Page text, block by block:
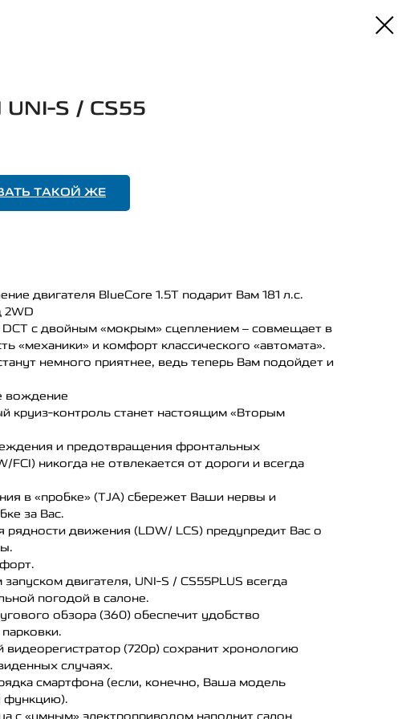
UNI-S / CS55
ТАКОЙ ЖЕ
двигателя BlueCore 1.5T подарит Вам 181 л.с.
2WD
DCT с двойным «мокрым» сцеплением – совмещает в
«механики» и комфорт классического «автомата».
немного приятнее, ведь теперь Вам подойдет и
вождение
круиз-контроль станет настоящим «Вторым
и предотвращения фронтальных
FCI) никогда не отвлекается от дороги и всегда
в «пробке» (TJA) сбережет Ваши нервы и
за Вас.
рядности движения (LDW/ LCS) предупредит Вас о
двигателя, UNI-S / CS55PLUS всегда
погодой в салоне.
обзора (360) обеспечит удобство
видеорегистратор (720p) сохранит хронологию
случаях.
смартфона (если, конечно, Ваша модель
функцию).
с «умным» электроприводом наполнит салон